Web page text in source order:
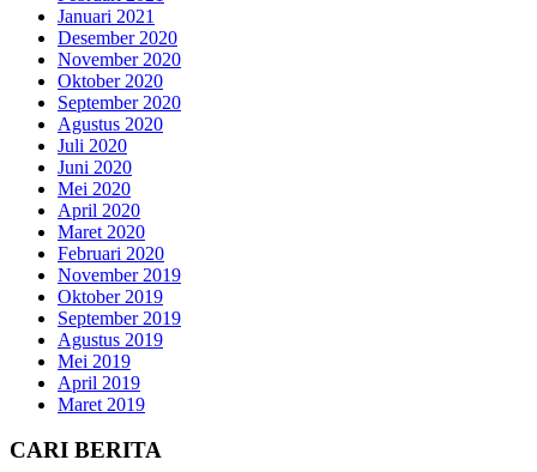
Januari 2021
Desember 2020
November 2020
Oktober 2020
September 2020
Agustus 2020
Juli 2020
Juni 2020
Mei 2020
April 2020
Maret 2020
Februari 2020
November 2019
Oktober 2019
September 2019
Agustus 2019
Mei 2019
April 2019
Maret 2019
CARI BERITA